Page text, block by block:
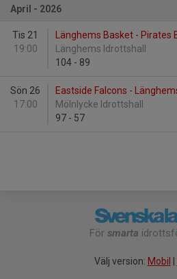
April - 2026
Tis 21
19:00
Länghems Basket - Pirates
Länghems Idrottshall
104 - 89
Sön 26
17:00
Eastside Falcons -
Mölnlycke Idrottshall
97 - 57
För smarta
Välj version: Mobil